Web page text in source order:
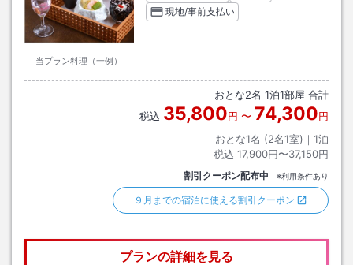
当プラン料理（一例）
現地/事前支払い
おとな2名 1泊1部屋 合計
税込 35,800円 〜 74,300円
おとな1名 (2名1室)｜ 1泊
税込 17,900円〜37,150円
割引クーポン配布中 ※利用条件あり
９月までの宿泊に使える割引クーポン
プランの詳細を見る